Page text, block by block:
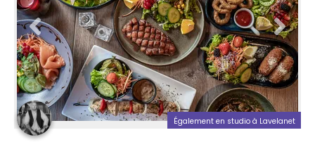
Également en studio à Lavelanet